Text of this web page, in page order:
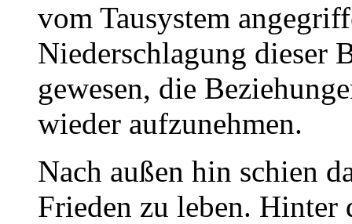
vom Tausystem
Niederschlagung dieser
gewesen, die
wieder aufzunehmen.
Nach außen hin schien
Frieden zu leben. Hinter